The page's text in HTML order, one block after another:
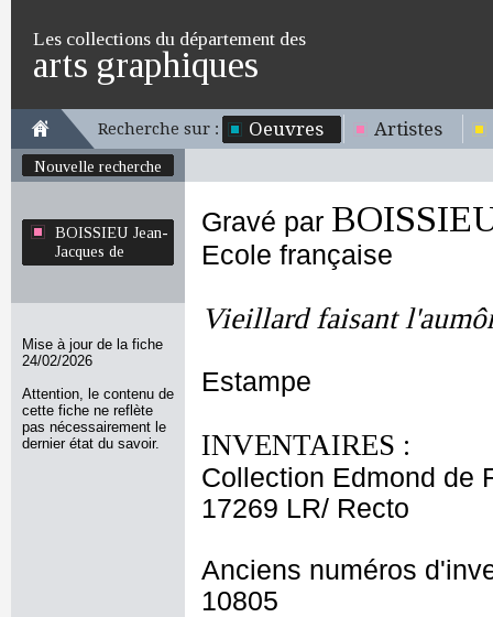
Les collections du département des
arts graphiques
Recherche sur : Oeuvres Artistes
Nouvelle recherche
BOISSIEU Jean-
Jacques de
Mise à jour de la fiche
24/02/2026
Attention, le contenu de
cette fiche ne reflète
pas nécessairement le
dernier état du savoir.
Gravé par
Ecole française
Vieillard faisant
Estampe
INVENTAIRES :
Collection Edmond de
17269 LR/ Recto
Anciens numéros
10805